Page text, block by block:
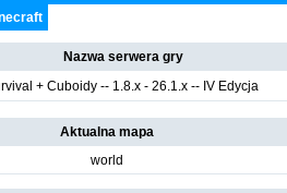
Nazwa serwera gry
+ Cuboidy -- 1.8.x - 26.1.x -- IV Edycja
Aktualna mapa
world